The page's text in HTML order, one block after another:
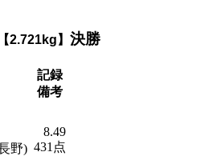
【2.721kg】 決勝
記録
備考
野)
8.49
431点